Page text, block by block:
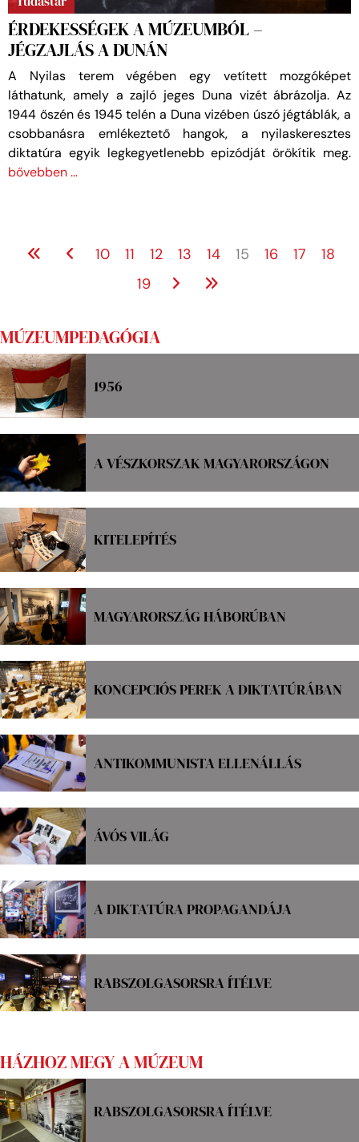
ÉRDEKESSÉGEK A MÚZEUMBÓL –
JÉGZAJLÁS A DUNÁN
A Nyilas terem végében egy vetített mozgóképet
láthatunk, amely a zajló jeges Duna vizét ábrázolja. Az
1944 őszén és 1945 telén a Duna vizében úszó jégtáblák, a
csobbanásra emlékeztető hangok, a nyilaskeresztes
diktatúra egyik legkegyetlenebb epizódját örökítik meg.
bővebben …
10 11 12 13 14 15 16 17
18
19
MÚZEUMPEDAGÓGIA
1956
A VÉSZKORSZAK MAGYARORSZÁGON
KITELEPÍTÉS
MAGYARORSZÁG HÁBORÚBAN
KONCEPCIÓS PEREK A DIKTATÚRÁBAN
ANTIKOMMUNISTA ELLENÁLLÁS
ÁVÓS VILÁG
A DIKTATÚRA PROPAGANDÁJA
RABSZOLGASORSRA ÍTÉLVE
HÁZHOZ MEGY A MÚZEUM
RABSZOLGASORSRA ÍTÉLVE